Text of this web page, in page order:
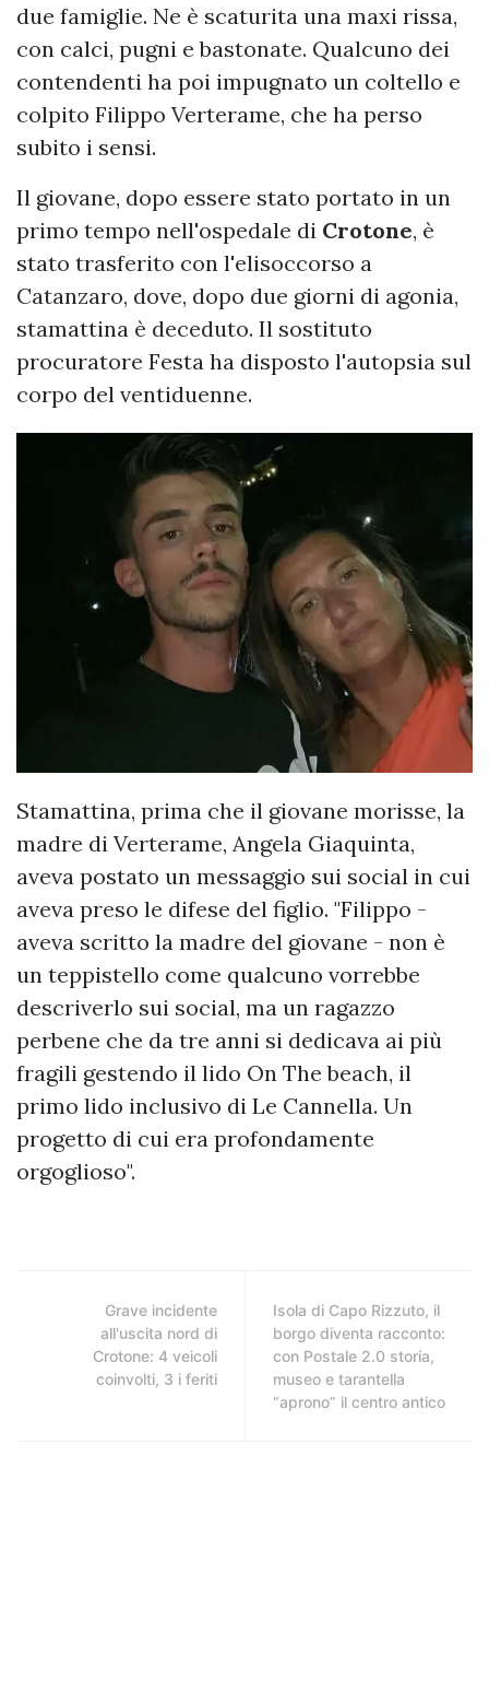
due famiglie. Ne è scaturita una maxi rissa,
con calci, pugni e bastonate. Qualcuno dei
contendenti ha poi impugnato un coltello e
colpito Filippo Verterame, che ha perso
subito i sensi.
Il giovane, dopo essere stato portato in un
primo tempo nell'ospedale di Crotone, è
stato trasferito con l'elisoccorso a
Catanzaro, dove, dopo due giorni di agonia,
stamattina è deceduto. Il sostituto
procuratore Festa ha disposto l'autopsia sul
corpo del ventiduenne.
Stamattina, prima che il giovane morisse, la
madre di Verterame, Angela Giaquinta,
aveva postato un messaggio sui social in cui
aveva preso le difese del figlio. "Filippo -
aveva scritto la madre del giovane - non è
un teppistello come qualcuno vorrebbe
descriverlo sui social, ma un ragazzo
perbene che da tre anni si dedicava ai più
fragili gestendo il lido On The beach, il
primo lido inclusivo di Le Cannella. Un
progetto di cui era profondamente
orgoglioso".
Grave incidente
all'uscita nord di
Crotone: 4 veicoli
coinvolti, 3 i feriti
Isola di Capo Rizzuto, il
borgo diventa racconto:
con Postale 2.0 storia,
museo e tarantella
“aprono” il centro antico